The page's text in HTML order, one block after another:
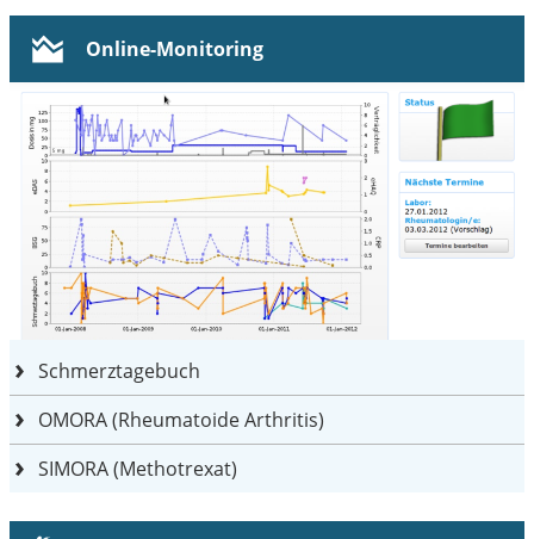
Online-Monitoring
Schmerztagebuch
OMORA (Rheumatoide Arthritis)
SIMORA (Methotrexat)